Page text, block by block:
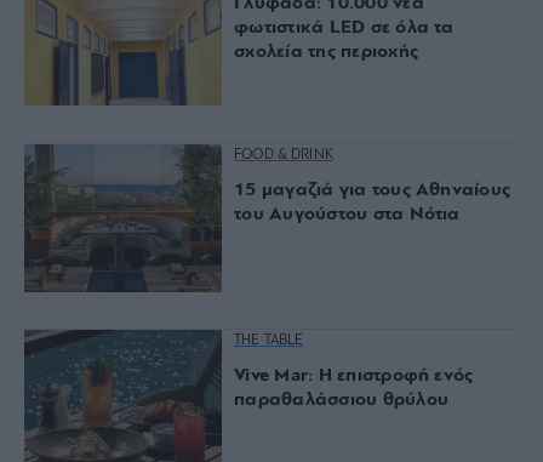
Γλυφάδα: 10.000 νέα
φωτιστικά LED σε όλα τα
σχολεία της περιοχής
FOOD & DRINK
15 μαγαζιά για τους Αθηναίους
του Αυγούστου στα Νότια
THE TABLE
Vive Mar: Η επιστροφή ενός
παραθαλάσσιου θρύλου